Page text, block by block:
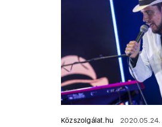
Közszolgálat.hu 2020.05.24.